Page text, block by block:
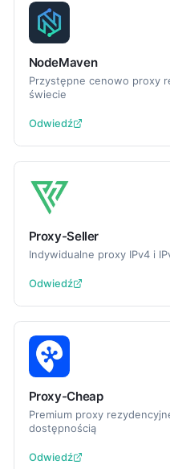
NodeMaven
Przystępne cenowo proxy
świecie
Odwiedź
Proxy-Seller
Indywidualne proxy IPv4 i
Odwiedź
Proxy-Cheap
Premium proxy
dostępnością
Odwiedź